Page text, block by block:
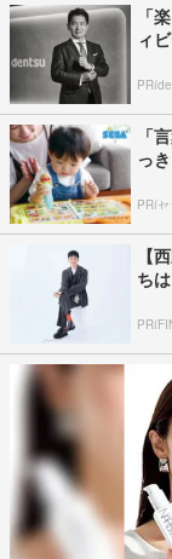
「
ィ
「
っ
PR(
【
ち